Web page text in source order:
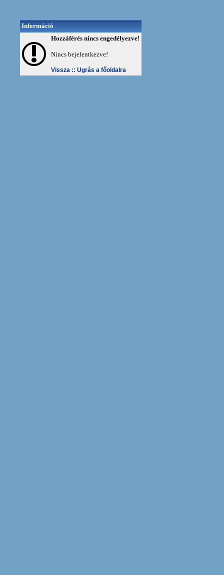
Információ
Hozzáférés nincs engedélyezve!
Nincs bejelentkezve!
Vissza :: Ugrás a főoldalra